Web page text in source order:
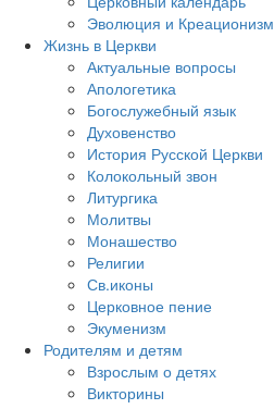
Эволюция и Креационизм
Жизнь в Церкви
Актуальные вопросы
Апологетика
Богослужебный язык
Духовенство
История Русской Церкви
Колокольный звон
Литургика
Молитвы
Монашество
Религии
Св.иконы
Церковное пение
Экуменизм
Родителям и детям
Взрослым о детях
Викторины